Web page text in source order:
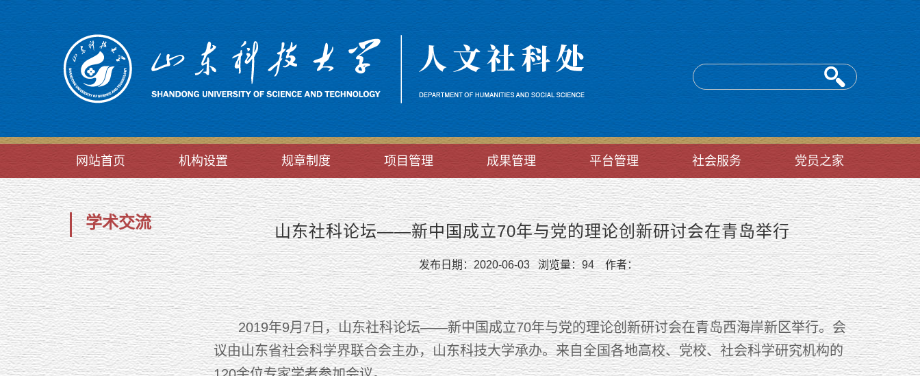
网站首页 机构设置 规章制度 项目管理 成果管理 平台管理 社会服务 党员之家
学术交流 山东社科论坛——新中国成立70年与党的理论创新研讨会在青岛举行
发布日期：2020-06-03 浏览量：94作者：
2019年9月7日，山东社科论坛——新中国成立70年与党的理论创新研讨会在青岛西海岸新区举行。会
议由山东省社会科学界联合会主办，山东科技大学承办。来自全国各地高校、党校、社会科学研究机构的